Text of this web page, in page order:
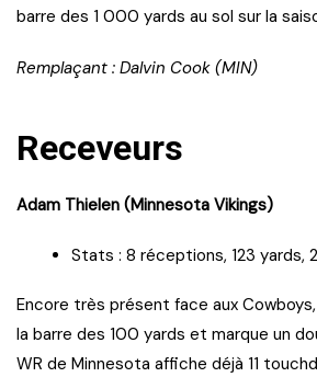
barre des 1 000 yards au sol sur la
Remplaçant : Dalvin Cook (MIN)
Receveurs
Adam Thielen (Minnesota Vikings)
Stats : 8 réceptions, 123 yards,
Encore très présent face aux
la barre des 100 yards et marque un
WR de Minnesota affiche déjà 11